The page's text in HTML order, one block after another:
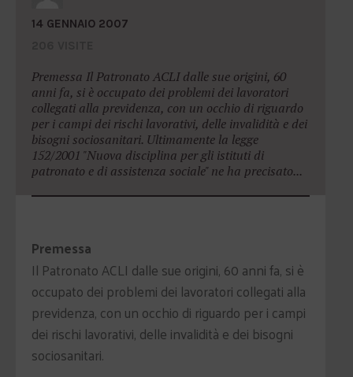
14 GENNAIO 2007
Premessa Il Patronato ACLI dalle sue origini, 60
anni fa, si è occupato dei problemi dei lavoratori
collegati alla previdenza, con un occhio di riguardo
per i campi dei rischi lavorativi, delle invalidità e dei
bisogni sociosanitari. Ultimamente la legge
152/2001 "Nuova disciplina per gli istituti di
patronato e di assistenza sociale" ne ha precisato...
Premessa
Il Patronato ACLI dalle sue origini, 60 anni fa, si è
occupato dei problemi dei lavoratori collegati alla
previdenza, con un occhio di riguardo per i campi
dei rischi lavorativi, delle invalidità e dei bisogni
sociosanitari.